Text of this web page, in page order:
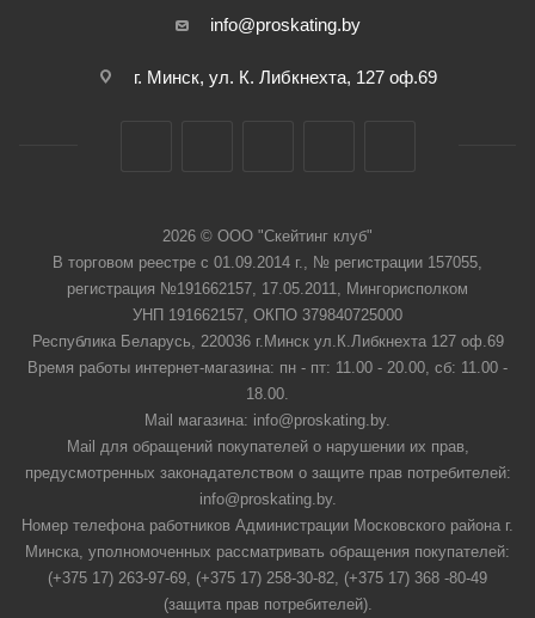
info@proskating.by
г. Минск, ул. К. Либкнехта, 127 оф.69
2026 © ООО "Скейтинг клуб"
В торговом реестре с 01.09.2014 г., № регистрации 157055,
регистрация №191662157, 17.05.2011, Мингорисполком
УНП 191662157, ОКПО 379840725000
Республика Беларусь, 220036 г.Минск ул.К.Либкнехта 127 оф.69
Время работы интернет-магазина: пн - пт: 11.00 - 20.00, сб: 11.00 -
18.00.
Mail магазина: info@proskating.by.
Mail для обращений покупателей о нарушении их прав,
предусмотренных законадателством о защите прав потребителей:
info@proskating.by.
Номер телефона работников Администрации Московского района г.
Минска, уполномоченных рассматривать обращения покупателей:
(+375 17) 263-97-69, (+375 17) 258-30-82, (+375 17) 368 -80-49
(защита прав потребителей).